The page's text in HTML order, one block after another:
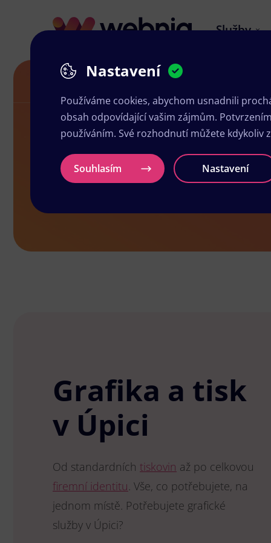
Služby
Grafika a tisk Úpice
Grafika a
Grafika a tisk
v Úpici
Od standardních tiskovin až po celkovou
firemní identitu. Vše, co potřebujete, na
jednom místě. Potřebujete grafické
služby v Úpici?
Nastavení
Používáme cookies, abychom usnadnili
obsah odpovídající vašim zájmům.
používáním. Své rozhodnutí můžete kdykoliv
Souhlasím Nastavení